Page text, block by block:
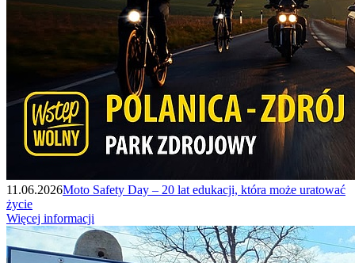
11.06.2026Moto Safety Day – 20 lat edukacji, która może uratować
życie
Więcej informacji